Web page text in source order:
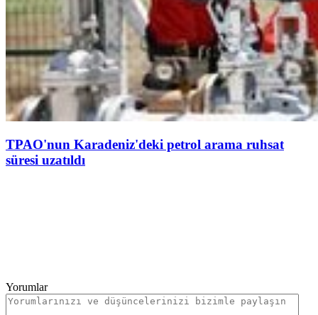
TPAO'nun Karadeniz'deki petrol arama ruhsat
süresi uzatıldı
Yorumlar